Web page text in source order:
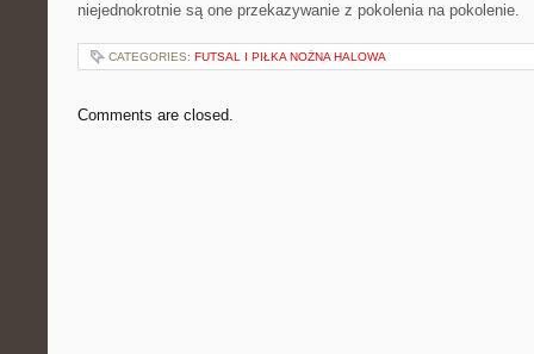
niejednokrotnie są one przekazywanie z pokolenia na pokolenie.
CATEGORIES: FUTSAL I PIŁKA NOŻNA HALOWA
Comments are closed.